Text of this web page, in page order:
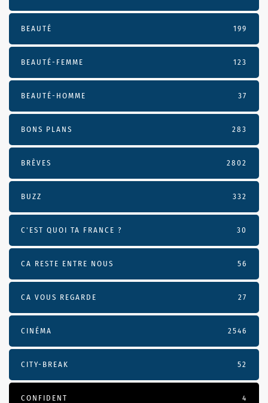
BEAUTÉ 199
BEAUTÉ-FEMME 123
BEAUTÉ-HOMME 37
BONS PLANS 283
BRÈVES 2802
BUZZ 332
C'EST QUOI TA FRANCE ? 30
CA RESTE ENTRE NOUS 56
CA VOUS REGARDE 27
CINÉMA 2546
CITY-BREAK 52
CONFIDENT 4